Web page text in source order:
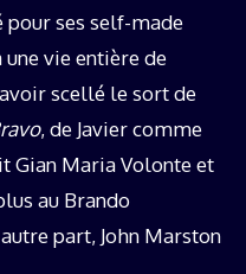
pour ses self-made
vie entière de
scellé le sort de
, de Javier comme
Gian Maria Volonte et
au Brando
part, John Marston